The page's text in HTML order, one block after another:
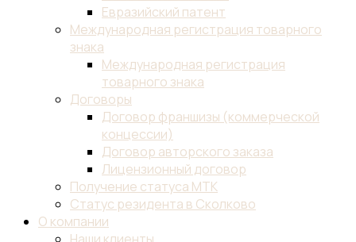
Евразийский патент
Международная регистрация товарного
знака
Международная регистрация
товарного знака
Договоры
Договор франшизы (коммерческой
концессии)
Договор авторского заказа
Лицензионный договор
Получение статуса МТК
Статус резидента в Сколково
О компании